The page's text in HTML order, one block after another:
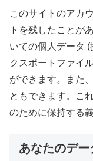
このサイトのアカ
トを残したことが
いての個人データ
クスポートファイ
ができます。また
ともできます。こ
のために保持する
あなたのデ